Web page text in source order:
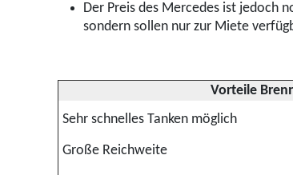
Der Preis des Mercedes ist jedoch
sondern sollen nur zur Miete
Vorteile
Sehr schnelles Tanken möglich
Große Reichweite